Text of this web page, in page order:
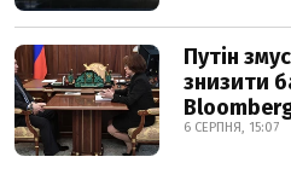
Путін
знизити
6 СЕРПНЯ, 15:07